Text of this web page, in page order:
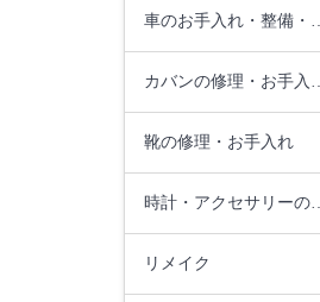
車のお手入れ・整備・…
カバンの修理・お手入…
靴の修理・お手入れ
時計・アクセサリーの…
リメイク